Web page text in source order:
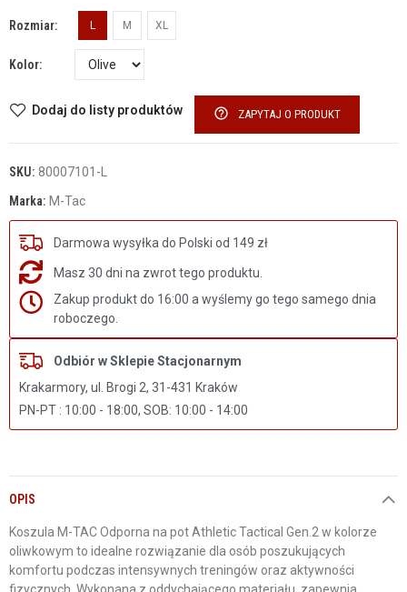
Rozmiar L M XL
Kolor
Dodaj do listy produktów help_outline ZAPYTAJ O PRODUKT
SKU: 80007101-L
Marka: M-Tac
Darmowa wysyłka do Polski od 149 zł
Masz 30 dni na zwrot tego produktu.
Zakup produkt do 16:00 a wyślemy go tego samego dnia
roboczego.
Odbiór w Sklepie Stacjonarnym
Krakarmory, ul. Brogi 2, 31-431 Kraków
PN-PT : 10:00 - 18:00, SOB: 10:00 - 14:00
OPIS
Koszula M-TAC Odporna na pot Athletic Tactical Gen.2 w kolorze
oliwkowym to idealne rozwiązanie dla osób poszukujących
komfortu podczas intensywnych treningów oraz aktywności